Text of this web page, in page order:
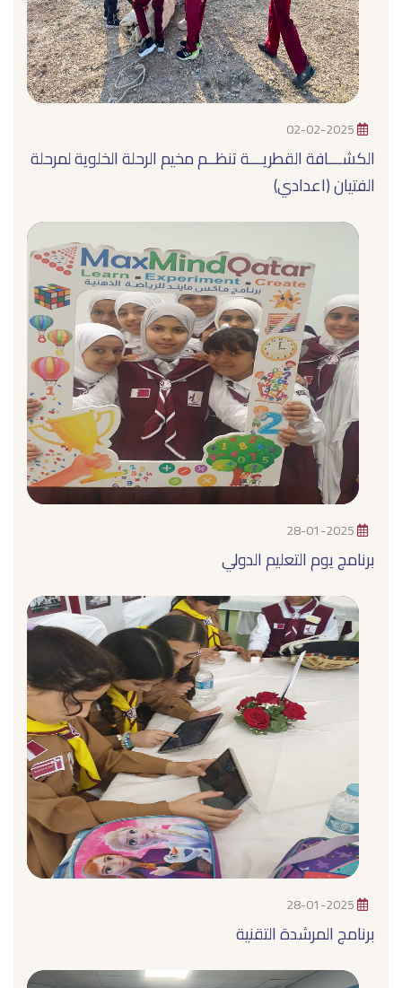
02-02-2025
الكشـــافة القطريـــة تنظــم مخيم الرحلة الخلوية لمرحلة
الفتيان (اعدادي)
28-01-2025
برنامج يوم التعليم الدولي
28-01-2025
برنامج المرشدة التقنية